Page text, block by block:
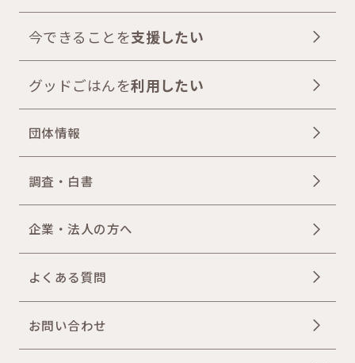
今できることを支援したい
グッドごはんを利用したい
団体情報
調査・白書
企業・法人の方へ
よくある質問
お問い合わせ